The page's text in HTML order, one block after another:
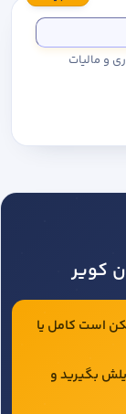
و مالیات
کویر
است کامل یا
بگیرید و